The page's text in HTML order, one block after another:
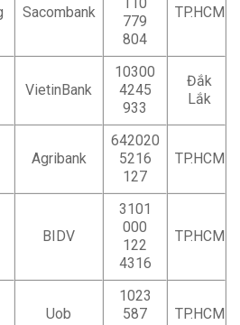
Sacombank
779
804
TP.HCM
VietinBank
10300
4245
933
Đắk
Lắk
Agribank
642020
5216
127
TP.HCM
BIDV
3101
000
122
4316
TP.HCM
Uob
1023
587
TP.HCM